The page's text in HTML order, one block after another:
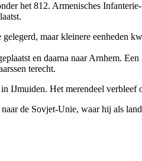
het 812. Armenisches
maar kleinere eenheden
en daarna naar Arnhem.
terecht.
IJmuiden. Het merendeel
de Sovjet-Unie, waar hij als